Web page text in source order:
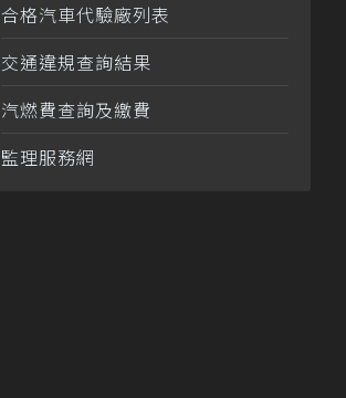
合格汽車代驗廠列表
交通違規查詢結果
汽燃費查詢及繳費
監理服務網